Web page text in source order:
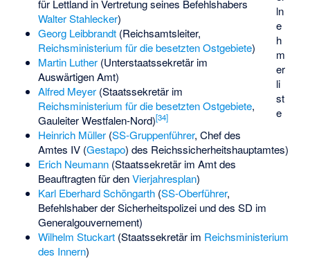
ln
e
h
m
er
li
st
e
für Lettland in Vertretung seines Befehlshabers
Walter Stahlecker)
Georg Leibbrandt(Reichsamtsleiter,
Reichsministerium für die besetzten Ostgebiete)
Martin Luther(Unterstaatssekretär im
Auswärtigen Amt)
Alfred Meyer(Staatssekretär im
Reichsministerium für die besetzten Ostgebiete,
Gauleiter Westfalen-Nord)[34]
Heinrich Müller(SS-Gruppenführer, Chef des
Amtes IV (Gestapo) des Reichssicherheitshauptamtes)
Erich Neumann(Staatssekretär im Amt des
Beauftragten für denVierjahresplan)
Karl Eberhard Schöngarth(SS-Oberführer,
Befehlshaber der Sicherheitspolizei und des SD im
Generalgouvernement)
Wilhelm Stuckart(Staatssekretär im Reichsministerium
des Innern)